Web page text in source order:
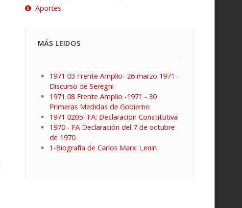
Aportes
MÁS LEIDOS
1971 03 Frente Amplio- 26 marzo 1971 -
Discurso de Seregni
1971 08 Frente Amplio -1971 - 30
Primeras Medidas de Gobierno
1971 0205- FA: Declaracion Constitutiva
1970 - FA Declaración del 7 de octubre
de 1970
1-Biografía de Carlos Marx: Lenin